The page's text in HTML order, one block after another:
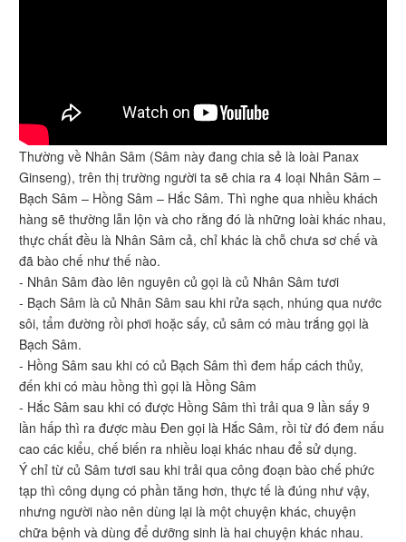
Thường về Nhân Sâm (Sâm này đang chia sẻ là loài Panax
Ginseng), trên thị trường người ta sẽ chia ra 4 loại Nhân Sâm –
Bạch Sâm – Hồng Sâm – Hắc Sâm. Thì nghe qua nhiều khách
hàng sẽ thường lẫn lộn và cho rằng đó là những loài khác nhau,
thực chất đều là Nhân Sâm cả, chỉ khác là chỗ chưa sơ chế và
đã bào chế như thế nào.
- Nhân Sâm đào lên nguyên củ gọi là củ Nhân Sâm tươi
- Bạch Sâm là củ Nhân Sâm sau khi rửa sạch, nhúng qua nước
sôi, tẩm đường rồi phơi hoặc sấy, củ sâm có màu trắng gọi là
Bạch Sâm.
- Hồng Sâm sau khi có củ Bạch Sâm thì đem hấp cách thủy,
đến khi có màu hồng thì gọi là Hồng Sâm
- Hắc Sâm sau khi có được Hồng Sâm thì trải qua 9 lần sấy 9
lần hấp thì ra được màu Đen gọi là Hắc Sâm, rồi từ đó đem nấu
cao các kiểu, chế biến ra nhiều loại khác nhau để sử dụng.
Ý chỉ từ củ Sâm tươi sau khi trải qua công đoạn bào chế phức
tạp thì công dụng có phần tăng hơn, thực tế là đúng như vậy,
nhưng người nào nên dùng lại là một chuyện khác, chuyện
chữa bệnh và dùng để dưỡng sinh là hai chuyện khác nhau.